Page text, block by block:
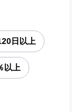
日以上
以上